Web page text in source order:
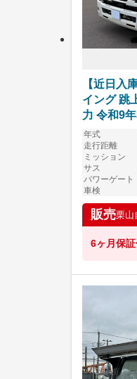
【近日入
イング 跳
力 令和9
年式
走行距離
ミッション
サス
パワーゲート
車検
販売栗山
6ヶ月保証